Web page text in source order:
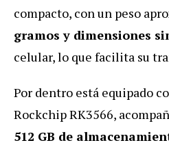
compacto, con un peso
gramos y dimensiones
celular, lo que facilita su
Por dentro está equipado
Rockchip RK3566,
512 GB de